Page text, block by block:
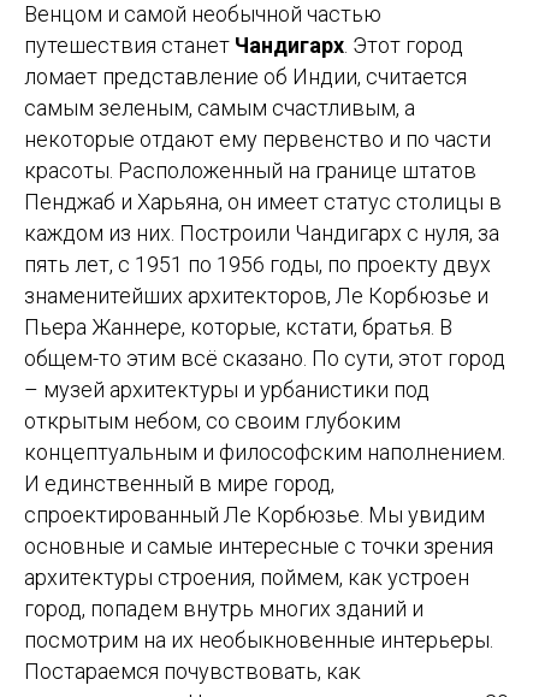
Венцом и самой необычной частью
путешествия станет Чандигарх . Этот город
ломает представление об Индии, считается
самым зеленым, самым счастливым, а
некоторые отдают ему первенство и по части
красоты. Расположенный на границе штатов
Пенджаб и Харьяна, он имеет статус столицы в
каждом из них. Построили Чандигарх с нуля, за
пять лет, с 1951 по 1956 годы, по проекту двух
знаменитейших архитекторов, Ле Корбюзье и
Пьера Жаннере, которые, кстати, братья. В
общем-то этим всё сказано. По сути, этот город
– музей архитектуры и урбанистики под
открытым небом, со своим глубоким
концептуальным и философским наполнением.
И единственный в мире город,
спроектированный Ле Корбюзье. Мы увидим
основные и самые интересные с точки зрения
архитектуры строения, поймем, как устроен
город, попадем внутрь многих зданий и
посмотрим на их необыкновенные интерьеры.
Постараемся почувствовать, как